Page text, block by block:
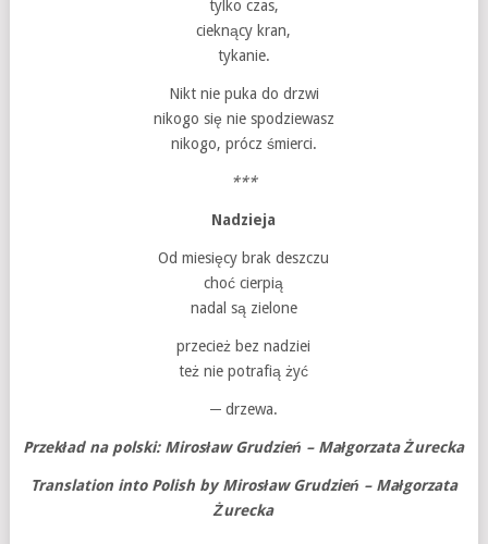
tylko czas,
cieknący kran,
tykanie.
Nikt nie puka do drzwi
nikogo się nie spodziewasz
nikogo, prócz śmierci.
***
Nadzieja
Od miesięcy brak deszczu
choć cierpią
nadal są zielone
przecież bez nadziei
też nie potrafią żyć
─ drzewa.
Przekład na polski: Mirosław Grudzień – Małgorzata Żurecka
Translation into Polish by Mirosław Grudzień – Małgorzata
Żurecka